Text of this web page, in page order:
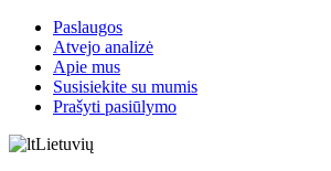
Paslaugos
Atvejo analizė
Apie mus
Susisiekite su mumis
Prašyti pasiūlymo
Lietuvių